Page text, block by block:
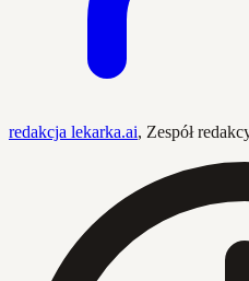
redakcja lekarka.ai, Zespół